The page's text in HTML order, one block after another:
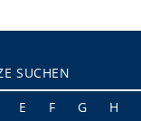
SUCHEN
E F G H